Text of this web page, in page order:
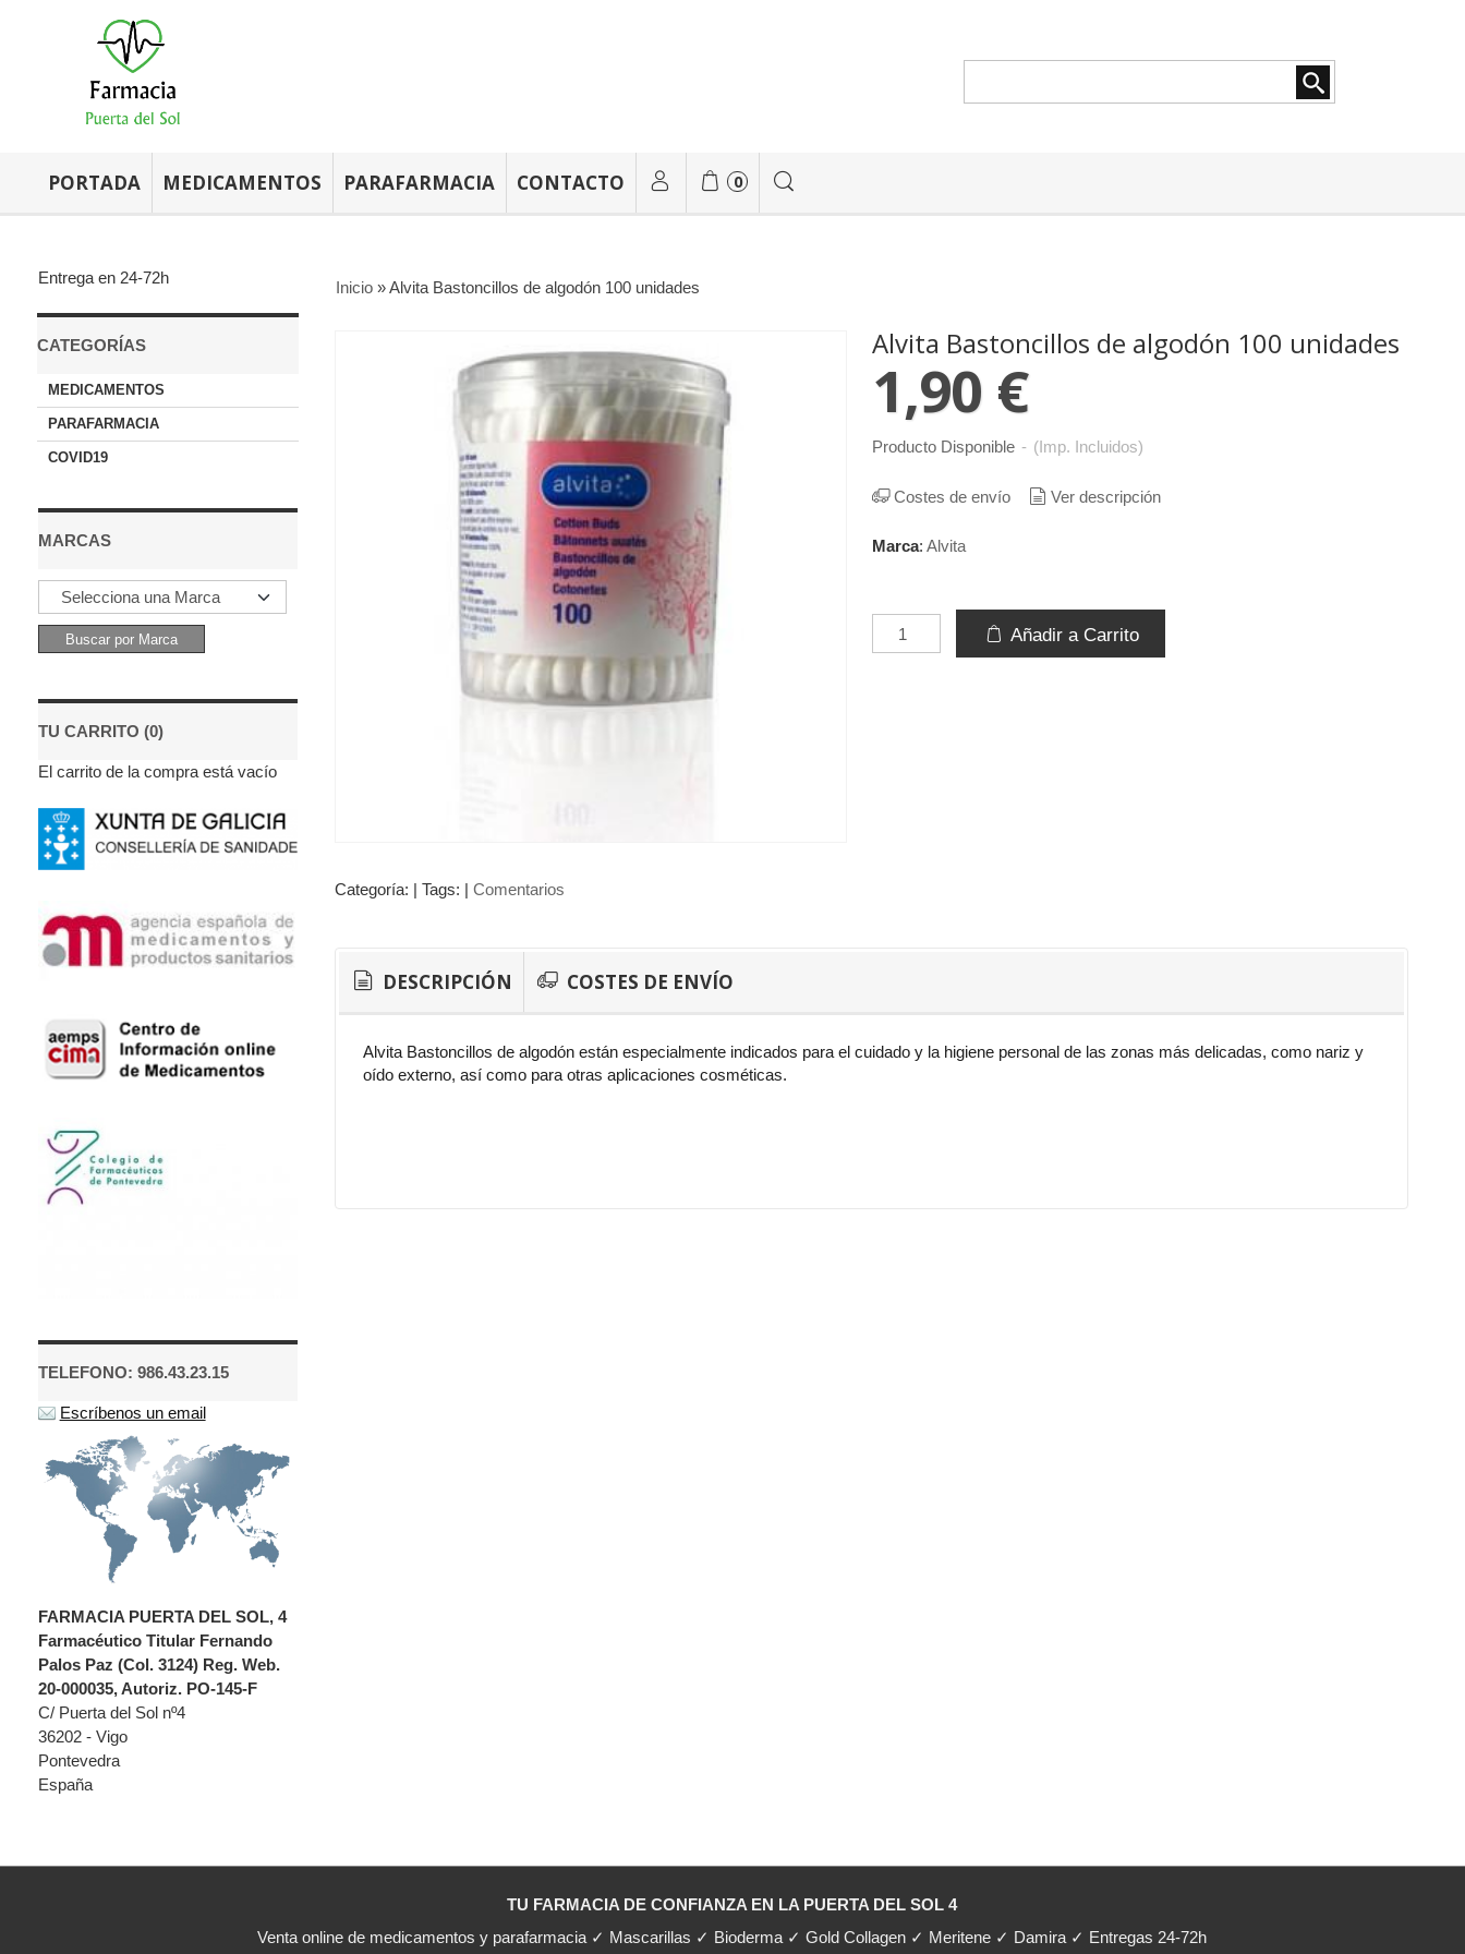
PORTADA MEDICAMENTOS PARAFARMACIA CONTACTO 0
Entrega en 24-72h
CATEGORÍAS
MEDICAMENTOS
PARAFARMACIA
COVID19
MARCAS
TU CARRITO (0)
El carrito de la compra está vacío
TELEFONO: 986.43.23.15
Escríbenos un email
FARMACIA PUERTA DEL SOL, 4
Farmacéutico Titular Fernando
Palos Paz (Col. 3124) Reg. Web.
20-000035, Autoriz. PO-145-F
C/ Puerta del Sol nº4
36202 - Vigo
Pontevedra
España
Inicio»Alvita Bastoncillos de algodón 100 unidades
Alvita Bastoncillos de algodón 100 unidades
1,90 €
Producto Disponible - (Imp. Incluidos)
Costes de envío Ver descripción
Marca: Alvita
Añadir a Carrito
Categoría: | Tags: | Comentarios
DESCRIPCIÓN COSTES DE ENVÍO
Alvita Bastoncillos de algodón están especialmente indicados para el cuidado y la higiene personal de las zonas más delicadas, como nariz y
oído externo, así como para otras aplicaciones cosméticas.
TU FARMACIA DE CONFIANZA EN LA PUERTA DEL SOL 4
Venta online de medicamentos y parafarmacia ✓ Mascarillas ✓ Bioderma ✓ Gold Collagen ✓ Meritene ✓ Damira ✓ Entregas 24-72h